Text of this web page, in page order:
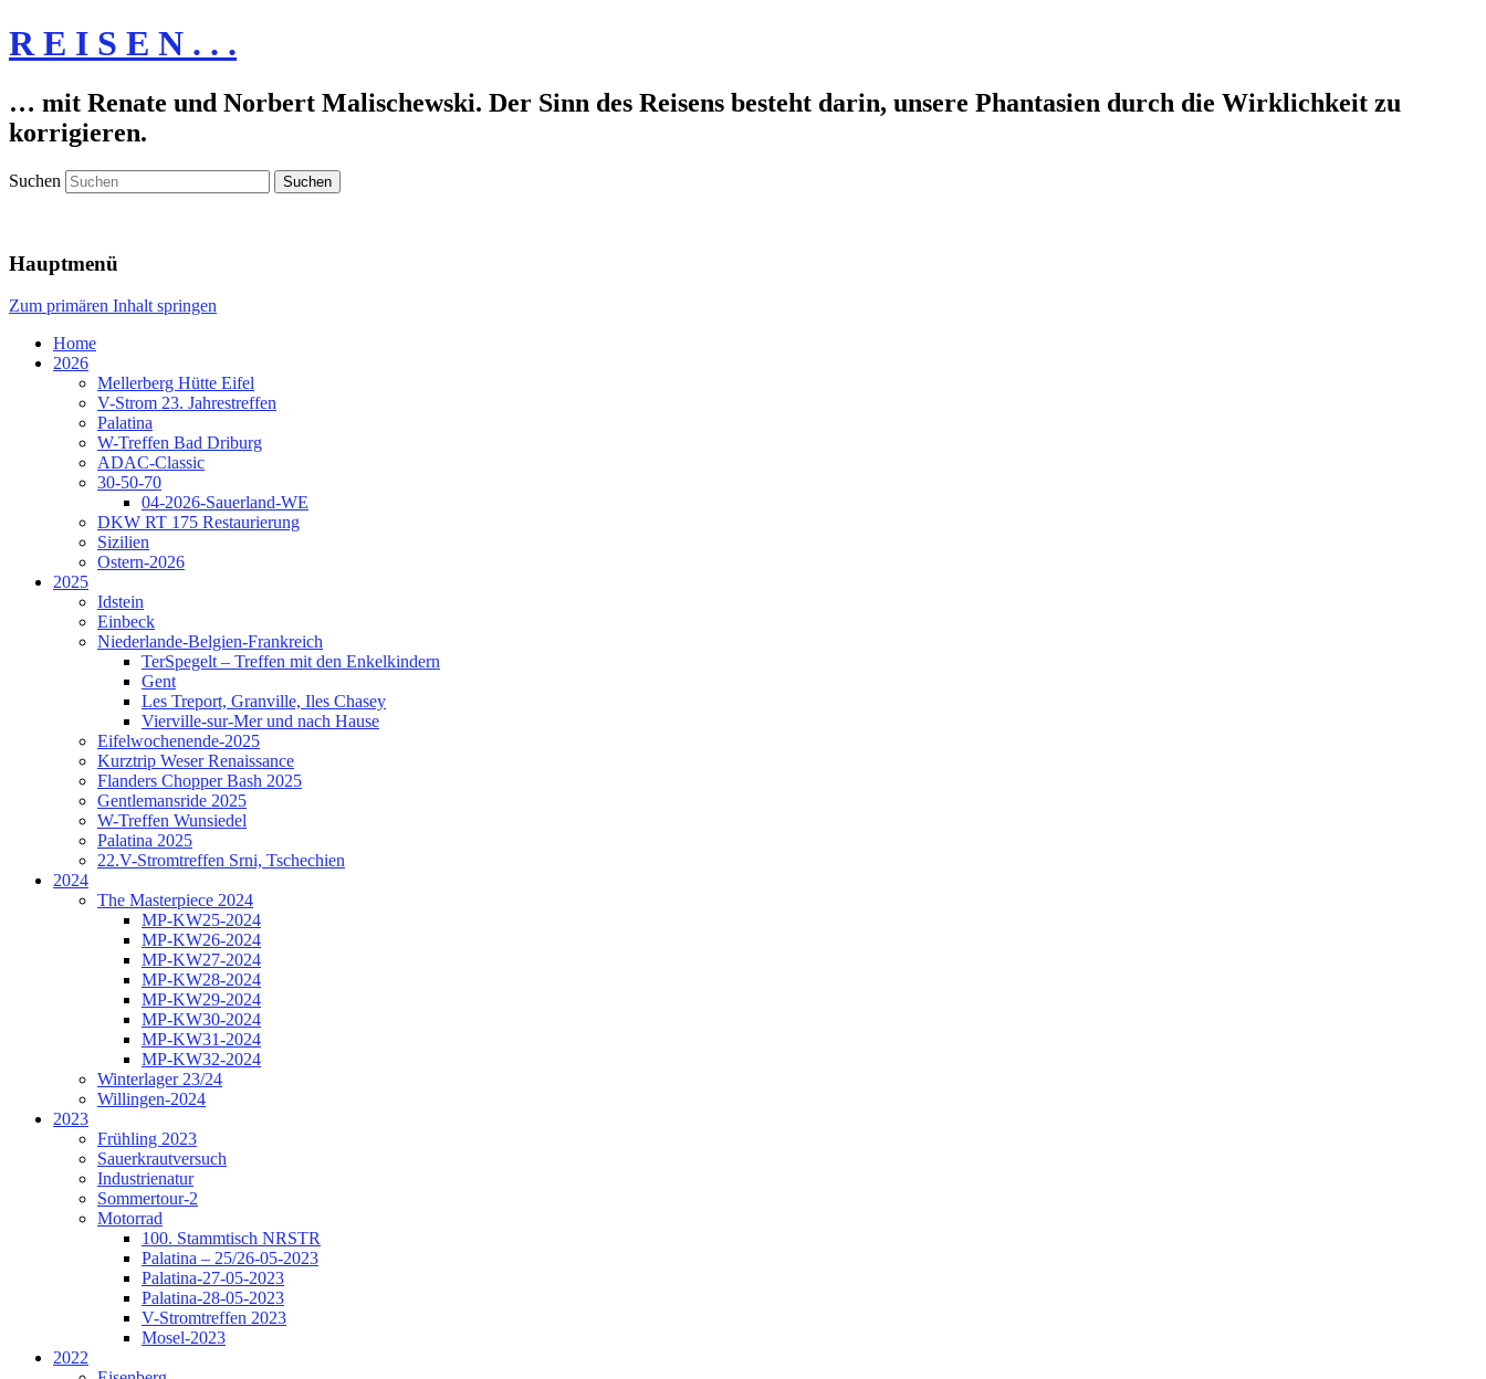
R E I S E N . . .
… mit Renate und Norbert Malischewski. Der Sinn des Reisens besteht darin, unsere Phantasien durch die Wirklichkeit zu
korrigieren.
Suchen
Hauptmenü
Zum primären Inhalt springen
Home
2026
Mellerberg Hütte Eifel
V-Strom 23. Jahrestreffen
Palatina
W-Treffen Bad Driburg
ADAC-Classic
30-50-70
04-2026-Sauerland-WE
DKW RT 175 Restaurierung
Sizilien
Ostern-2026
2025
Idstein
Einbeck
Niederlande-Belgien-Frankreich
TerSpegelt – Treffen mit den Enkelkindern
Gent
Les Treport, Granville, Iles Chasey
Vierville-sur-Mer und nach Hause
Eifelwochenende-2025
Kurztrip Weser Renaissance
Flanders Chopper Bash 2025
Gentlemansride 2025
W-Treffen Wunsiedel
Palatina 2025
22.V-Stromtreffen Srni, Tschechien
2024
The Masterpiece 2024
MP-KW25-2024
MP-KW26-2024
MP-KW27-2024
MP-KW28-2024
MP-KW29-2024
MP-KW30-2024
MP-KW31-2024
MP-KW32-2024
Winterlager 23/24
Willingen-2024
2023
Frühling 2023
Sauerkrautversuch
Industrienatur
Sommertour-2
Motorrad
100. Stammtisch NRSTR
Palatina – 25/26-05-2023
Palatina-27-05-2023
Palatina-28-05-2023
V-Stromtreffen 2023
Mosel-2023
2022